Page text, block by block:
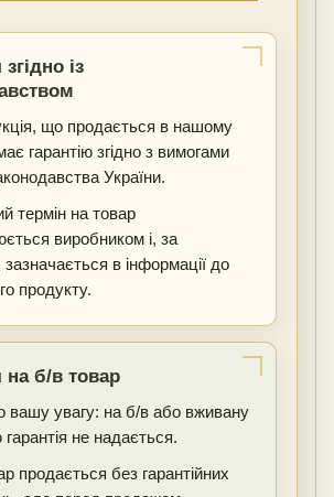
із
що продається в нашому
гарантію згідно з вимогами
України.
термін на товар
виробником і, за
зазначається в інформації до
продукту.
на б/в товар
вашу увагу: на б/в або вживану
гарантія не надається.
продається без гарантійних